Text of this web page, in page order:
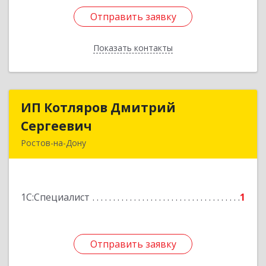
Отправить заявку
Показать контакты
Отправить заявку
Назад
ИП Котляров Дмитрий
Сергеевич
Ростов-на-Дону
1С:Специалист 1
Отправить заявку
ИП Котляров Дмитрий
Подробнее
Отправить заявку